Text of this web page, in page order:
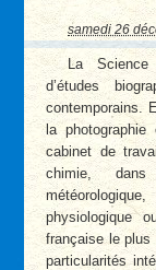
samedi 26
La
d’études
contemporains.
la
cabinet de
chimie,
physiologique
française le plus
particularités